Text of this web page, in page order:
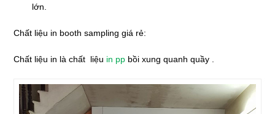
lớn.
Chất liệu in booth sampling giá rẻ:
Chất liệu in là chất liệu in pp bồi xung quanh quầy .